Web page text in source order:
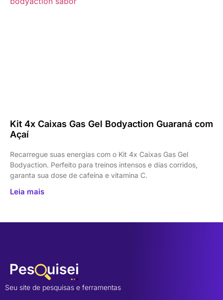
Kit 4x Caixas Gas Gel Bodyaction Guaraná com
Açaí
Recarregue suas energias com o Kit 4x Caixas Gas Gel
Bodyaction. Perfeito para treinos intensos e dias corridos,
garanta sua dose de cafeína e vitamina C.
Leia mais
Seu site de pesquisas e ferramentas